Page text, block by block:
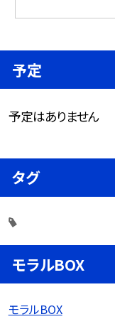
予定
予定はありません
タグ
モラルBOX
モラルBOX